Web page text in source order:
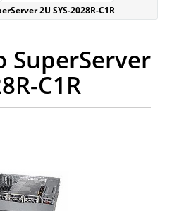
2U SYS-2028R-C1R
SuperServer
C1R